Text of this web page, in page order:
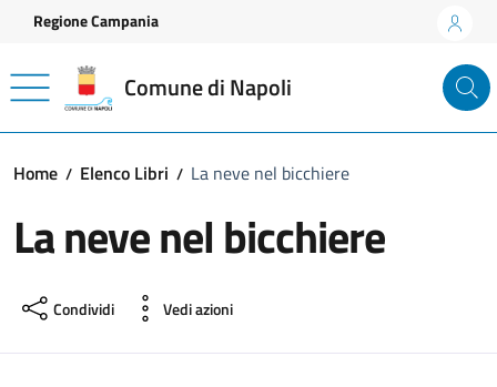
Vai ai contenuti
Vai al footer
Regione Campania
Comune di Napoli
Home Elenco Libri La neve nel bicchiere
La neve nel bicchiere
Condividi Vedi azioni